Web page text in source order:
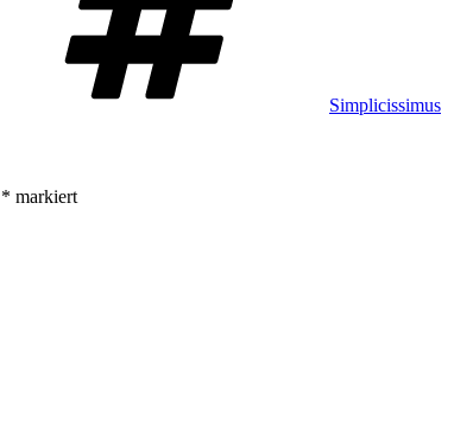
Simplicissimus
* markiert